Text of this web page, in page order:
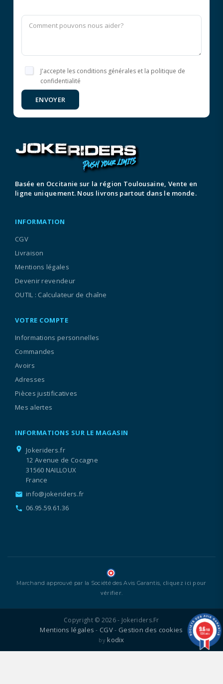
J'accepte les conditions générales et la politique de
confidentialité
ENVOYER
Basée en Occitanie sur la région Toulousaine, Vente en
ligne uniquement. Nous livrons partout dans le monde.
INFORMATION
CGV
Livraison
Mentions légales
Devenir revendeur
OUTIL : Calculateur de chaîne
VOTRE COMPTE
Informations personnelles
Commandes
Avoirs
Adresses
Pièces justificatives
Mes alertes
INFORMATIONS SUR LE MAGASIN
location_on
Jokeriders.fr
12 Avenue de Cocagne
31560 NAILLOUX
France
email info@jokeriders.fr
call 06.95.59.61.36
Marchand approuvé par la Société des Avis Garantis, cliquez ici pour
vérifier.
Copyright © 2026 - Jokeriders.fr
Mentions légales - CGV- Gestion des cookies
by kodix
9.6/10
1336 avis